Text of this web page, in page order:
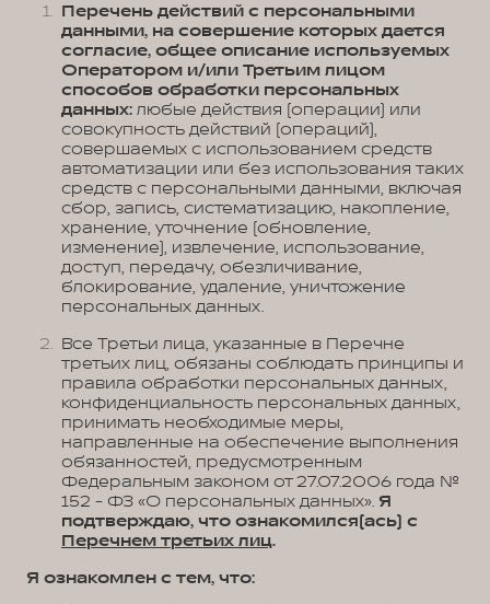
Перечень действий с персональными
данными, на совершение которых дается
согласие, общее описание используемых
Оператором и/или Третьим лицом
способов обработки персональных
данных: любые действия (операции) или
совокупность действий (операций),
совершаемых с использованием средств
автоматизации или без использования таких
средств с персональными данными, включая
сбор, запись, систематизацию, накопление,
хранение, уточнение (обновление,
изменение), извлечение, использование,
доступ, передачу, обезличивание,
блокирование, удаление, уничтожение
персональных данных.
Все Третьи лица, указанные в Перечне
третьих лиц, обязаны соблюдать принципы и
правила обработки персональных данных,
конфиденциальность персональных данных,
принимать необходимые меры,
направленные на обеспечение выполнения
обязанностей, предусмотренным
Федеральным законом от 27.07.2006 года №
152 - ФЗ «О персональных данных». Я
подтверждаю, что ознакомился(ась) с
Перечнем третьих лиц.
Я ознакомлен с тем, что: